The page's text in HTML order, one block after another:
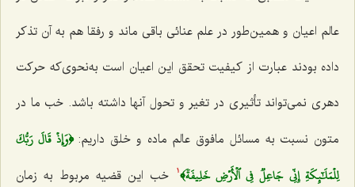
عالم اعیان و همین‌طور در علم عنائی باقی ماند و رفقا هم به آن تذکر
داده بودند عبارت از کیفیت تحقق این اعیان است به‌نحوی‌که حرکت
دهری نمی‌تواند تأثیری در تغیر و تحول آنها داشته باشد. خب ما در
متون نسبت به مسائل مافوق عالم ماده و خلق داریم:﴿وَإِذۡ قَالَ رَبُّكَ
لِلۡمَلَٰٓئِكَةِ إِنِّي جَاعِلٞ فِي ٱلۡأَرۡضِ خَلِيفَةٗ﴾1 خب این قضیه مربوط به زمان